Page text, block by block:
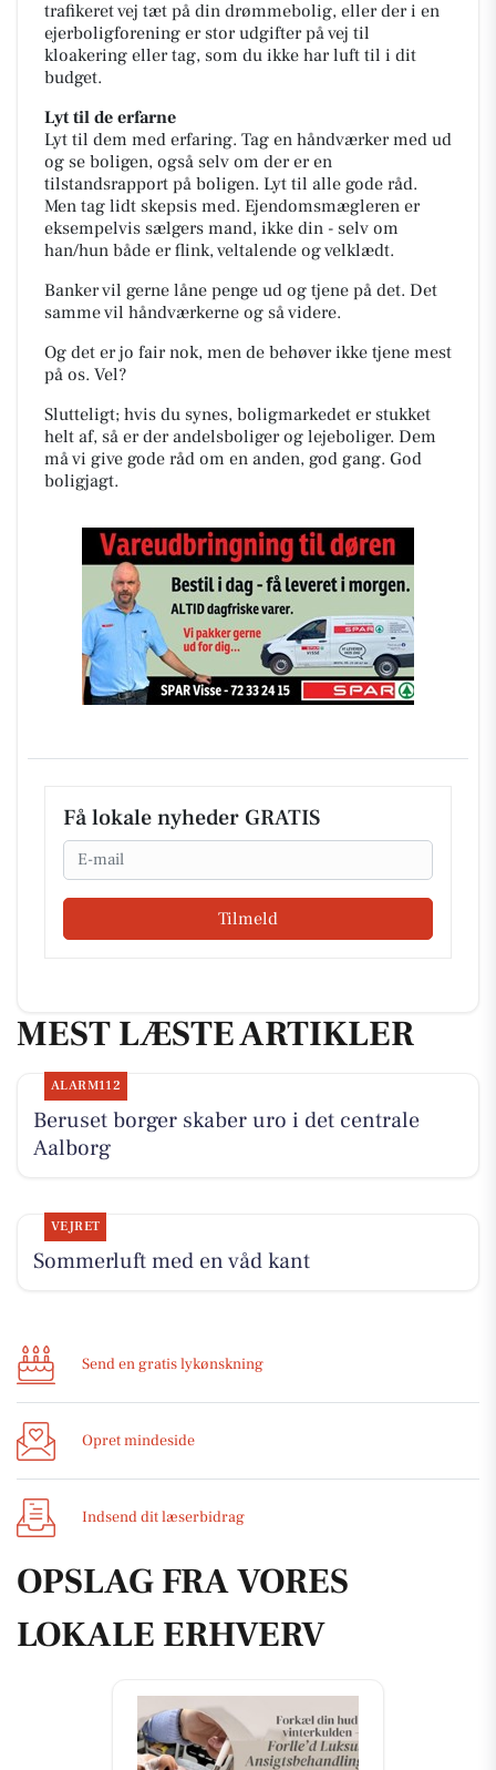
trafikeret vej tæt på din drømmebolig, eller der i en
ejerboligforening er stor udgifter på vej til
kloakering eller tag, som du ikke har luft til i dit
budget.
Lyt til de erfarne
Lyt til dem med erfaring. Tag en håndværker med ud
og se boligen, også selv om der er en
tilstandsrapport på boligen. Lyt til alle gode råd.
Men tag lidt skepsis med. Ejendomsmægleren er
eksempelvis sælgers mand, ikke din - selv om
han/hun både er flink, veltalende og velklædt.
Banker vil gerne låne penge ud og tjene på det. Det
samme vil håndværkerne og så videre.
Og det er jo fair nok, men de behøver ikke tjene mest
på os. Vel?
Slutteligt; hvis du synes, boligmarkedet er stukket
helt af, så er der andelsboliger og lejeboliger. Dem
må vi give gode råd om en anden, god gang. God
boligjagt.
Få lokale nyheder GRATIS
Email
Tilmeld
MEST LÆSTE ARTIKLER
ALARM112
Beruset borger skaber uro i det centrale
Aalborg
VEJRET
Sommerluft med en våd kant
Send en gratis lykønskning
Opret mindeside
Indsend dit læserbidrag
OPSLAG FRA VORES
LOKALE ERHVERV